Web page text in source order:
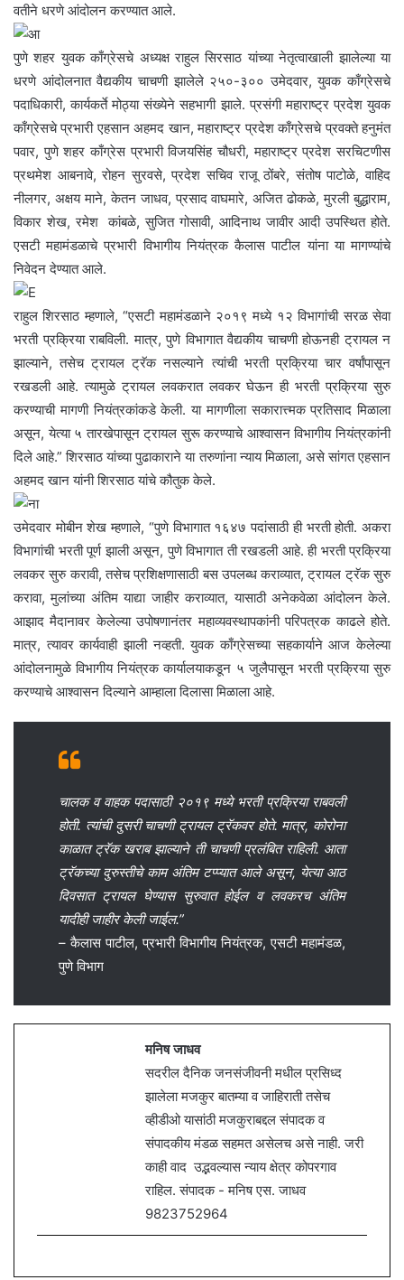
वतीने धरणे आंदोलन करण्यात आले.
पुणे शहर युवक काँग्रेसचे अध्यक्ष राहुल सिरसाठ यांच्या नेतृत्वाखाली झालेल्या या
धरणे आंदोलनात वैद्यकीय चाचणी झालेले २५०-३०० उमेदवार, युवक काँग्रेसचे
पदाधिकारी, कार्यकर्ते मोठ्या संख्येने सहभागी झाले. प्रसंगी महाराष्ट्र प्रदेश युवक
काँग्रेसचे प्रभारी एहसान अहमद खान, महाराष्ट्र प्रदेश काँग्रेसचे प्रवक्ते हनुमंत
पवार, पुणे शहर काँग्रेस प्रभारी विजयसिंह चौधरी, महाराष्ट्र प्रदेश सरचिटणीस
प्रथमेश आबनावे, रोहन सुरवसे, प्रदेश सचिव राजू ठोंबरे, संतोष पाटोळे, वाहिद
नीलगर, अक्षय माने, केतन जाधव, प्रसाद वाघमारे, अजित ढोकळे, मुरली बुद्धाराम,
विकार शेख, रमेश कांबळे, सुजित गोसावी, आदिनाथ जावीर आदी उपस्थित होते.
एसटी महामंडळाचे प्रभारी विभागीय नियंत्रक कैलास पाटील यांना या मागण्यांचे
निवेदन देण्यात आले.
राहुल शिरसाठ म्हणाले, “एसटी महामंडळाने २०१९ मध्ये १२ विभागांची सरळ सेवा
भरती प्रक्रिया राबविली. मात्र, पुणे विभागात वैद्यकीय चाचणी होऊनही ट्रायल न
झाल्याने, तसेच ट्रायल ट्रॅक नसल्याने त्यांची भरती प्रक्रिया चार वर्षांपासून
रखडली आहे. त्यामुळे ट्रायल लवकरात लवकर घेऊन ही भरती प्रक्रिया सुरु
करण्याची मागणी नियंत्रकांकडे केली. या मागणीला सकारात्त्मक प्रतिसाद मिळाला
असून, येत्या ५ तारखेपासून ट्रायल सुरू करण्याचे आश्वासन विभागीय नियंत्रकांनी
दिले आहे.” शिरसाठ यांच्या पुढाकाराने या तरुणांना न्याय मिळाला, असे सांगत एहसान
अहमद खान यांनी शिरसाठ यांचे कौतुक केले.
उमेदवार मोबीन शेख म्हणाले, “पुणे विभागात १६४७ पदांसाठी ही भरती होती. अकरा
विभागांची भरती पूर्ण झाली असून, पुणे विभागात ती रखडली आहे. ही भरती प्रक्रिया
लवकर सुरु करावी, तसेच प्रशिक्षणासाठी बस उपलब्ध कराव्यात, ट्रायल ट्रॅक सुरु
करावा, मुलांच्या अंतिम याद्या जाहीर कराव्यात, यासाठी अनेकवेळा आंदोलन केले.
आझाद मैदानावर केलेल्या उपोषणानंतर महाव्यवस्थापकांनी परिपत्रक काढले होते.
मात्र, त्यावर कार्यवाही झाली नव्हती. युवक काँग्रेसच्या सहकार्याने आज केलेल्या
आंदोलनामुळे विभागीय नियंत्रक कार्यालयाकडून ५ जुलैपासून भरती प्रक्रिया सुरु
करण्याचे आश्वासन दिल्याने आम्हाला दिलासा मिळाला आहे.
चालक व वाहक पदासाठी २०१९ मध्ये भरती प्रक्रिया राबवली
होती. त्यांची दुसरी चाचणी ट्रायल ट्रॅकवर होते. मात्र, कोरोना
काळात ट्रॅक खराब झाल्याने ती चाचणी प्रलंबित राहिली. आता
ट्रॅकच्या दुरुस्तीचे काम अंतिम टप्प्यात आले असून, येत्या आठ
दिवसात ट्रायल घेण्यास सुरुवात होईल व लवकरच अंतिम
यादीही जाहीर केली जाईल.”
– कैलास पाटील, प्रभारी विभागीय नियंत्रक, एसटी महामंडळ,
पुणे विभाग
मनिष जाधव
सदरील दैनिक जनसंजीवनी मधील प्रसिध्द
झालेला मजकुर बातम्या व जाहिराती तसेच
व्हीडीओ यासांठी मजकुराबद्दल संपादक व
संपादकीय मंडळ सहमत असेलच असे नाही. जरी
काही वाद उद्भवल्यास न्याय क्षेत्र कोपरगाव
राहिल. संपादक - मनिष एस. जाधव
9823752964